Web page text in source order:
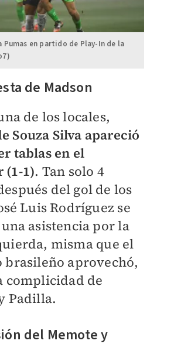
Pumas en partido de Play-In de la
de Madson
de los locales,
Souza Silva apareció
tablas en el
(1-1). Tan solo 4
del gol de los
Luis Rodríguez se
asistencia por la
misma que el
brasileño aprovechó,
complicidad de
Padilla.
del Memote y